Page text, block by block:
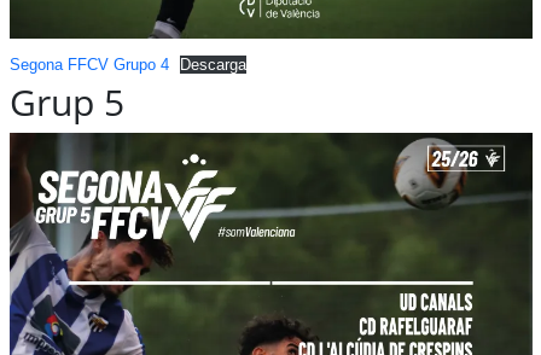
Segona FFCV Grupo 4 Descarga
Grup 5